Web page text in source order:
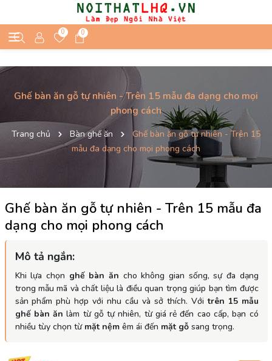
0 0
Ghế bàn ăn gỗ tự nhiên - Trên 15 mẫu đa dạng cho mọi
phong cách
Trang chủ Bàn ghế ăn
Ghế bàn ăn gỗ tự nhiên - Trên 15
mẫu đa dạng cho mọi phong cách
Ghế bàn ăn gỗ tự nhiên - Trên 15 mẫu đa
dạng cho mọi phong cách
Mô tả ngắn:
Khi lựa chọn ghế bàn ăn cho không gian sống, sự đa dạng
trong mẫu mã và chất liệu là điều quan trọng giúp bạn tìm được
sản phẩm phù hợp với nhu cầu và sở thích. Vớitrên 15 mẫu
ghế bàn ăn làm từ gỗ tự nhiên, từ giá rẻ đến cao cấp, bạn có
nhiều tùy chọn từ mặt nệmêm ái đến mặt gỗsang trọng.